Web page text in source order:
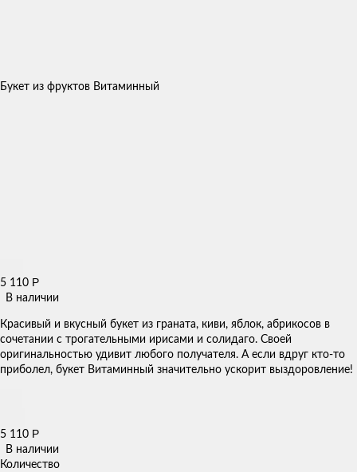
Букет из фруктов Витаминный
5 110 Р
В наличии
Красивый и вкусный букет из граната, киви, яблок, абрикосов в
сочетании с трогательными ирисами и солидаго. Своей
оригинальностью удивит любого получателя. А если вдруг кто-то
приболел, букет Витаминный значительно ускорит выздоровление!
5 110 Р
В наличии
Количество